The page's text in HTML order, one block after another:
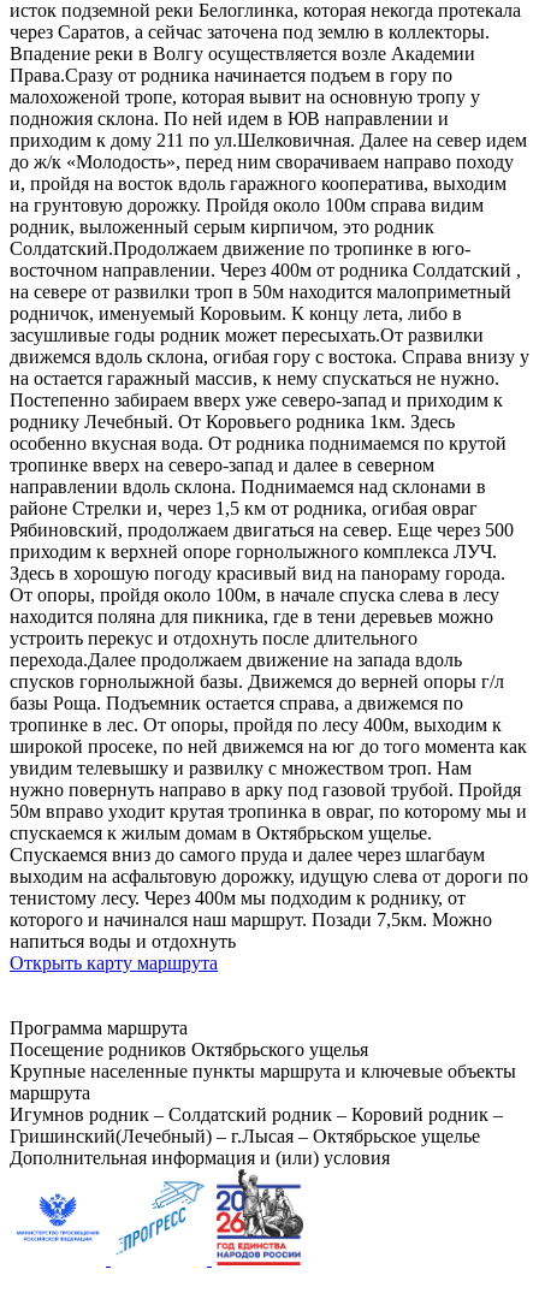
исток подземной реки Белоглинка, которая некогда протекала
через Саратов, а сейчас заточена под землю в коллекторы.
Впадение реки в Волгу осуществляется возле Академии
Права.Сразу от родника начинается подъем в гору по
малохоженой тропе, которая вывит на основную тропу у
подножия склона. По ней идем в ЮВ направлении и
приходим к дому 211 по ул.Шелковичная. Далее на север идем
до ж/к «Молодость», перед ним сворачиваем направо походу
и, пройдя на восток вдоль гаражного кооператива, выходим
на грунтовую дорожку. Пройдя около 100м справа видим
родник, выложенный серым кирпичом, это родник
Солдатский.Продолжаем движение по тропинке в юго-
восточном направлении. Через 400м от родника Солдатский ,
на севере от развилки троп в 50м находится малоприметный
родничок, именуемый Коровьим. К концу лета, либо в
засушливые годы родник может пересыхать.От развилки
движемся вдоль склона, огибая гору с востока. Справа внизу у
на остается гаражный массив, к нему спускаться не нужно.
Постепенно забираем вверх уже северо-запад и приходим к
роднику Лечебный. От Коровьего родника 1км. Здесь
особенно вкусная вода. От родника поднимаемся по крутой
тропинке вверх на северо-запад и далее в северном
направлении вдоль склона. Поднимаемся над склонами в
районе Стрелки и, через 1,5 км от родника, огибая овраг
Рябиновский, продолжаем двигаться на север. Еще через 500
приходим к верхней опоре горнолыжного комплекса ЛУЧ.
Здесь в хорошую погоду красивый вид на панораму города.
От опоры, пройдя около 100м, в начале спуска слева в лесу
находится поляна для пикника, где в тени деревьев можно
устроить перекус и отдохнуть после длительного
перехода.Далее продолжаем движение на запада вдоль
спусков горнолыжной базы. Движемся до верней опоры г/л
базы Роща. Подъемник остается справа, а движемся по
тропинке в лес. От опоры, пройдя по лесу 400м, выходим к
широкой просеке, по ней движемся на юг до того момента как
увидим телевышку и развилку с множеством троп. Нам
нужно повернуть направо в арку под газовой трубой. Пройдя
50м вправо уходит крутая тропинка в овраг, по которому мы и
спускаемся к жилым домам в Октябрьском ущелье.
Спускаемся вниз до самого пруда и далее через шлагбаум
выходим на асфальтовую дорожку, идущую слева от дороги по
тенистому лесу. Через 400м мы подходим к роднику, от
которого и начинался наш маршрут. Позади 7,5км. Можно
напиться воды и отдохнуть
Открыть карту маршрута
Программа маршрута
Посещение родников Октябрьского ущелья
Крупные населенные пункты маршрута и ключевые объекты
маршрута
Игумнов родник – Солдатский родник – Коровий родник –
Гришинский(Лечебный) – г.Лысая – Октябрьское ущелье
Дополнительная информация и (или) условия